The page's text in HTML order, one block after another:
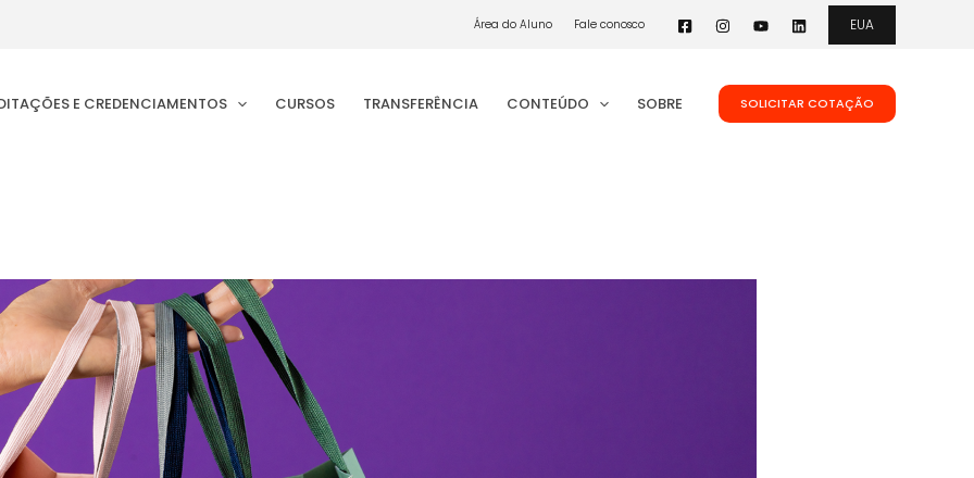
Área do Aluno Fale conosco EUA
E CREDENCIAMENTOS CURSOS TRANSFERÊNCIA CONTEÚDO SOBRE SOLICITAR COTAÇÃO